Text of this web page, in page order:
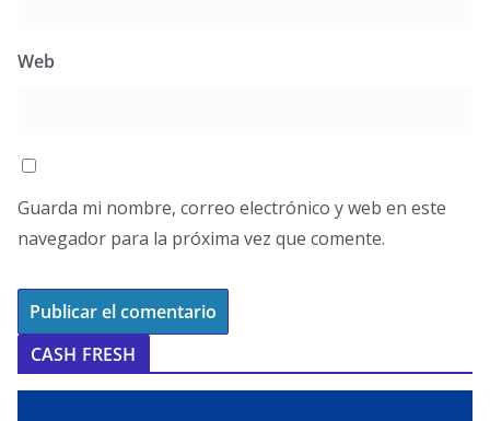
Web
Guarda mi nombre, correo electrónico y web en este
navegador para la próxima vez que comente.
CASH FRESH